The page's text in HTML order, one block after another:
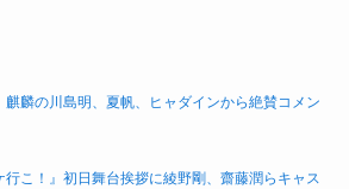
麟の川島明、夏帆、ヒャダインから絶賛コメン
行こ！』初日舞台挨拶に綾野剛、齋藤潤らキャス